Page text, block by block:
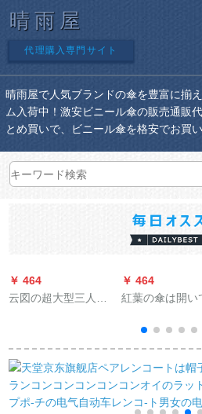
晴雨屋
代理購入専門サイト
晴雨屋で人気ブランドの傘を豊富に揃
ム入荷中！激安ビニール傘の販売通販
とめ買いで、ビニール傘を格安でお買
￥ 464
云図の超大型三人ス
载晴雨兼用伞の折り
返し畳式の2つのアイ
デアで柄黒を逆行さ
せます。
￥ 464
紅葉の傘は開い
動傘を畳にしま
男性の創意的な
ネの折り畳み傘
です。